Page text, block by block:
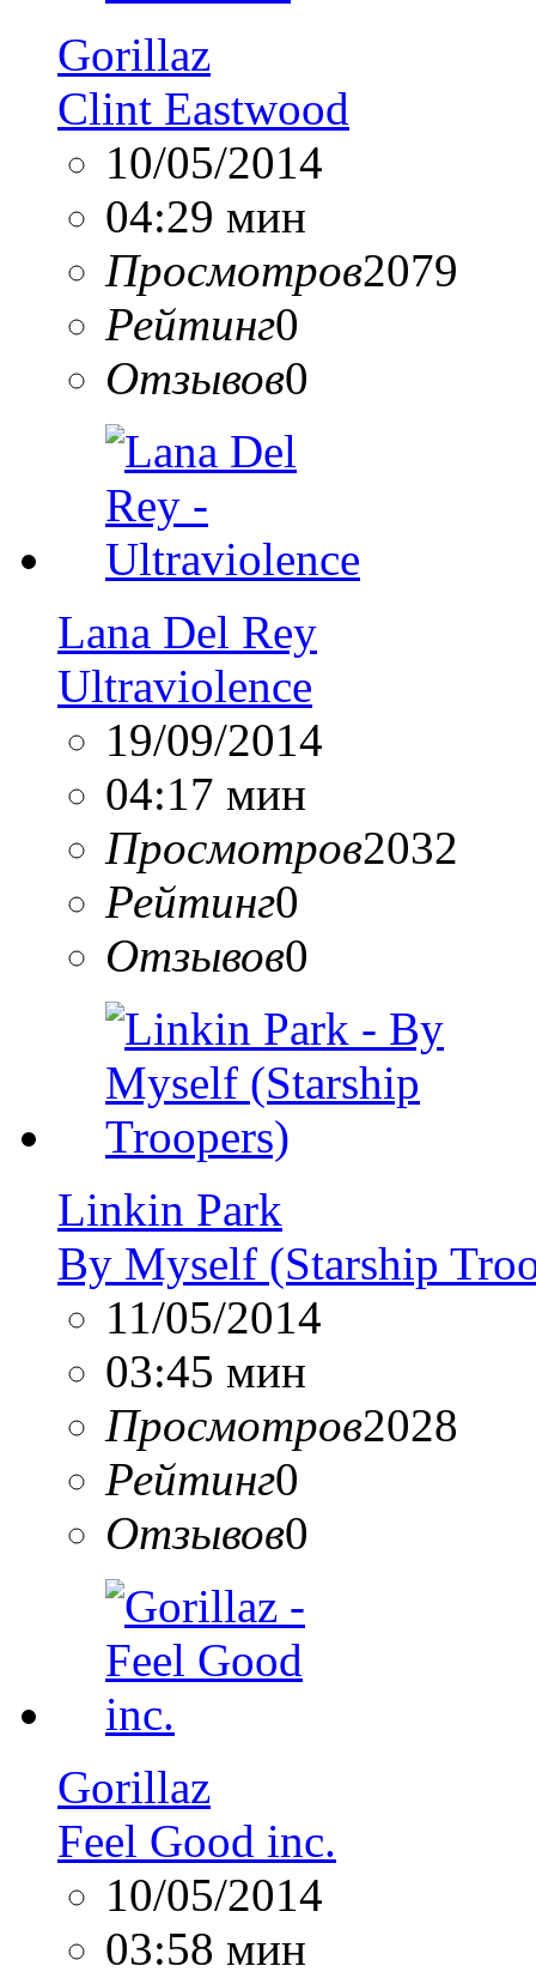
Gorillaz
Clint Eastwood
10/05/2014
04:29 мин
Просмотров2079
Рейтинг0
Отзывов0
Lana Del Rey
Ultraviolence
19/09/2014
04:17 мин
Просмотров2032
Рейтинг0
Отзывов0
Linkin Park
By Myself (Starship
11/05/2014
03:45 мин
Просмотров2028
Рейтинг0
Отзывов0
Gorillaz
Feel Good inc.
10/05/2014
03:58 мин